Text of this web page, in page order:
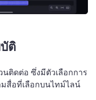
ติ
ติดต่อ ซึ่งมีตัวเลือกการ
สื่อที่เลือกบนไทม์ไลน์